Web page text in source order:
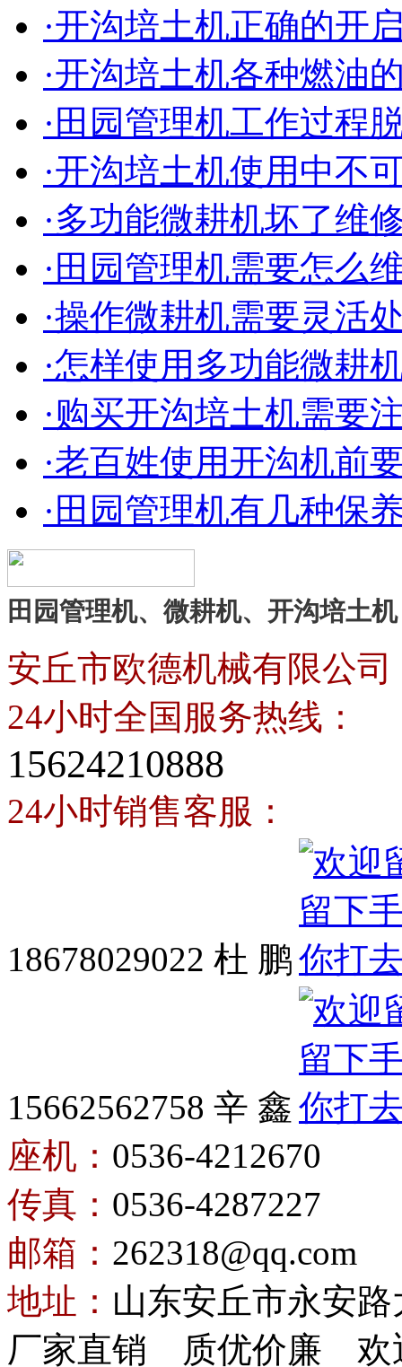
·开沟培土机正确的开
·开沟培土机各种燃油
·田园管理机工作过程
·开沟培土机使用中不
·多功能微耕机坏了维
·田园管理机需要怎么
·操作微耕机需要灵活
·怎样使用多功能微耕
·购买开沟培土机需要
·老百姓使用开沟机前
·田园管理机有几种保
田园管理机、微耕机、开沟培土机
安丘市欧德机械有限公司
24小时全国服务热线：
15624210888
24小时销售客服：
18678029022 杜 鹏
15662562758 辛 鑫
座机： 0536-4212670
传真： 0536-4287227
邮箱： 262318@qq.com
地址： 山东安丘市永安
厂家直销 质优价廉 欢